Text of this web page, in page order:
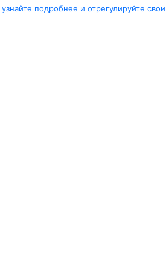
узнайте подробнее и отрегулируйте